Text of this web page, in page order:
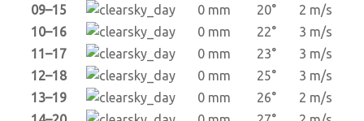
09–15
0 mm 20°
2 m/s
10–16
0 mm 22°
3 m/s
11–17
0 mm 23°
3 m/s
12–18
0 mm 25°
3 m/s
13–19
0 mm 26°
2 m/s